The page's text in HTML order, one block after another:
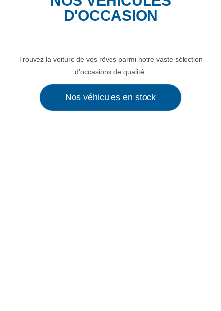
D'OCCASION
Trouvez la voiture de vos rêves parmi notre vaste sélection
d’occasions de qualité.
Nos véhicules en stock